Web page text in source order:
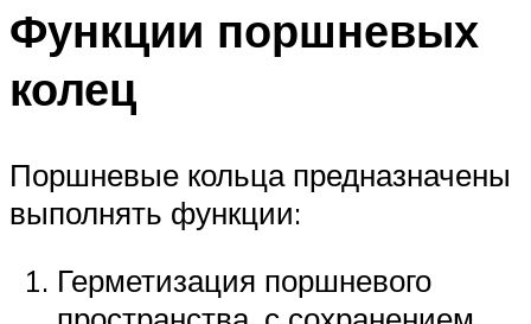
Функции поршневых
колец
Поршневые кольца предназначены
выполнять функции:
Герметизация поршневого